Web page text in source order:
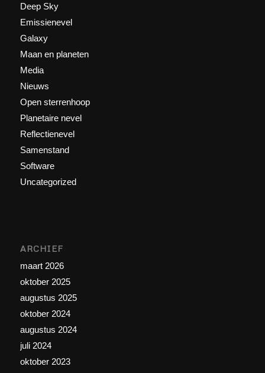
Deep Sky
Emissienevel
Galaxy
Maan en planeten
Media
Nieuws
Open sterrenhoop
Planetaire nevel
Reflectienevel
Samenstand
Software
Uncategorized
ARCHIEF
maart 2026
oktober 2025
augustus 2025
oktober 2024
augustus 2024
juli 2024
oktober 2023